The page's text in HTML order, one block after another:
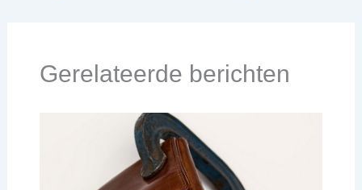
Gerelateerde berichten